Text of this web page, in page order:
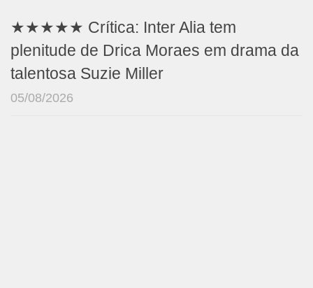
★★★★★ Crítica: Inter Alia tem
plenitude de Drica Moraes em drama da
talentosa Suzie Miller
05/08/2026